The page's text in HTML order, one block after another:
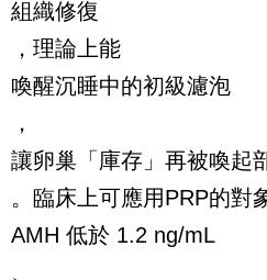
組織修復
，理論上能
喚醒沉睡中的初級濾泡
，
讓卵巢「庫存」再被喚起
。臨床上可應用PRP的對
AMH 低於 1.2 ng/mL
、